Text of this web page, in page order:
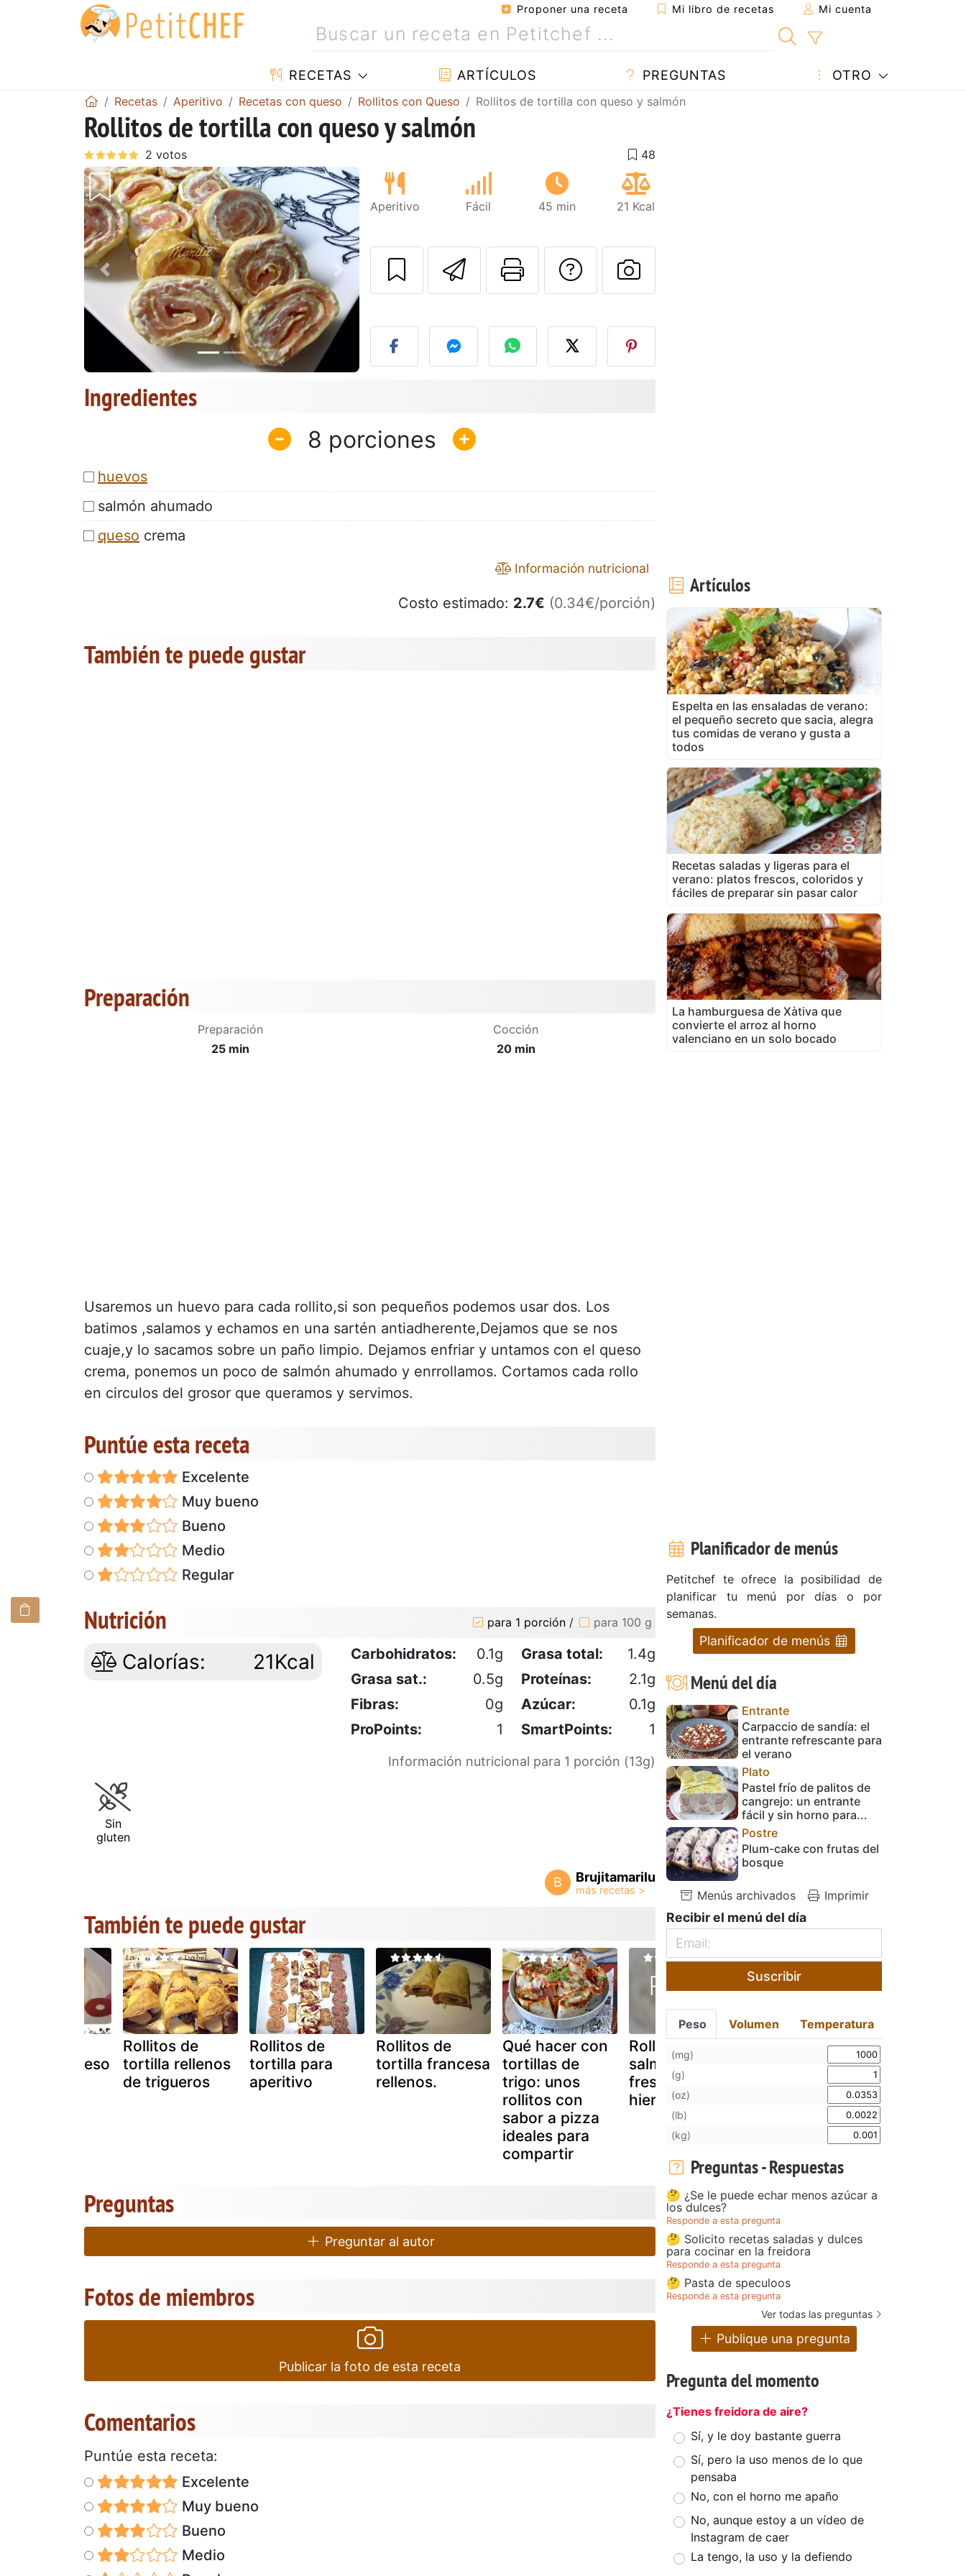
Proponer una receta Mi libro de recetas Mi cuenta
RECETAS ARTÍCULOS PREGUNTAS OTRO
Recetas Aperitivo Recetas con queso Rollitos con Queso Rollitos de tortilla con queso y salmón
Rollitos de tortilla con queso y salmón
Anterior Siguiente
Aperitivo Fácil 45 min 21 Kcal
Enviar esta receta a un amigo
Imprimir esta página
Preguntar al autor
Publicar la foto de esta receta
Ingredientes
8
huevos
salmón ahumado
queso crema
Información nutricional
Costo estimado: 2.7€ (0.34€/porción)
También te puede gustar
Preparación
Preparación
25 min
Cocción
20 min
Usaremos un huevo para cada rollito,si son pequeños podemos usar dos. Los
batimos ,salamos y echamos en una sartén antiadherente,Dejamos que se nos
cuaje,y lo sacamos sobre un paño limpio. Dejamos enfriar y untamos con el queso
crema, ponemos un poco de salmón ahumado y enrrollamos. Cortamos cada rollo
en circulos del grosor que queramos y servimos.
Puntúe esta receta
Excelente
Muy bueno
Bueno
Medio
Regular
Nutrición para 1 porción / para 100 g
Calorías: 21Kcal Carbohidratos: 0.1g Grasa total:
1.4g
Grasa sat.:
0.5g Proteínas:
2.1g
Fibras:
0g Azúcar:
0.1g
ProPoints:
1 SmartPoints: 1
Información nutricional para 1 porción (13g)
Sin
gluten
B Brujitamarilu
También te puede gustar
y queso
Rollitos de
tortilla rellenos
de trigueros
Rollitos de
tortilla para
aperitivo
Rollitos de
tortilla francesa
rellenos.
Qué hacer con
tortillas de
trigo: unos
rollitos con
sabor a pizza
ideales para
compartir
Rollitos de
salmón y queso
fresco a las
hierbas
Rollitos de
ahumado con
queso y huevo
Preguntas
Preguntar al autor
Fotos de miembros
Publicar la foto de esta receta
Comentarios
Puntúe esta receta:
Excelente
Muy bueno
Bueno
Medio
Artículos
Espelta en las ensaladas de verano:
el pequeño secreto que sacia, alegra
tus comidas de verano y gusta a
todos
Recetas saladas y ligeras para el
verano: platos frescos, coloridos y
fáciles de preparar sin pasar calor
La hamburguesa de Xàtiva que
convierte el arroz al horno
valenciano en un solo bocado
Planificador de menús
Petitchef te ofrece la posibilidad de
planificar tu menú por días o por
semanas.
Planificador de menús
Menú del día
Entrante
Carpaccio de sandía: el
entrante refrescante para
el verano
Plato
Pastel frío de palitos de
cangrejo: un entrante
fácil y sin horno para...
Postre
Plum-cake con frutas del
bosque
Menús archivados Imprimir
Recibir el menú del día
Suscribir
Peso Volumen Temperatura
(mg)
(g)
(oz)
(lb)
(kg)
Preguntas - Respuestas
🤔 ¿Se le puede echar menos azúcar a
los dulces?
Responde a esta pregunta
🤔 Solicito recetas saladas y dulces
para cocinar en la freidora
Responde a esta pregunta
🤔 Pasta de speculoos
Responde a esta pregunta
Ver todas las preguntas
Publique una pregunta
Pregunta del momento
¿Tienes freidora de aire?
Sí, y le doy bastante guerra
Sí, pero la uso menos de lo que
pensaba
No, con el horno me apaño
No, aunque estoy a un vídeo de
Instagram de caer
La tengo, la uso y la defiendo